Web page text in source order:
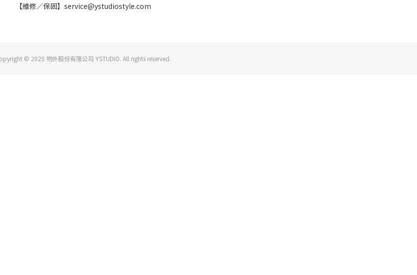
【維修／保固】service@ystudiostyle.com
© 2025 物外股份有限公司 YSTUDIO. All rights reserved.